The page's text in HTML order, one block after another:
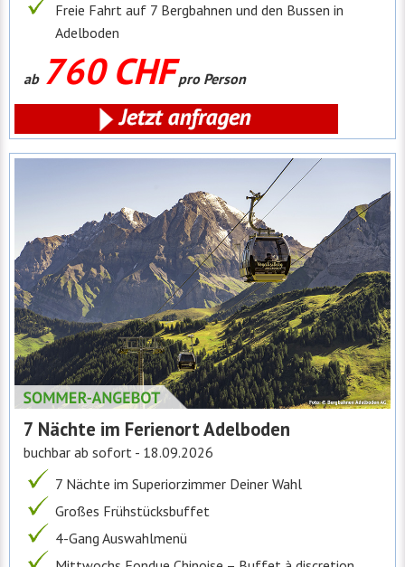
Freie Fahrt auf 7 Bergbahnen und den Bussen in
Adelboden
ab 760 CHFpro Person
7 Nächte im Ferienort Adelboden
buchbar ab sofort - 18.09.2026
7 Nächte im Superiorzimmer Deiner Wahl
Großes Frühstücksbuffet
4-Gang Auswahlmenü